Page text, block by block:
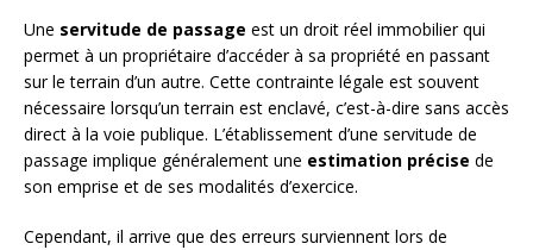
Une servitude de passage est un droit réel immobilier qui
permet à un propriétaire d’accéder à sa propriété en passant
sur le terrain d’un autre. Cette contrainte légale est souvent
nécessaire lorsqu’un terrain est enclavé, c’est-à-dire sans accès
direct à la voie publique. L’établissement d’une servitude de
passage implique généralement une estimation précise de
son emprise et de ses modalités d’exercice.
Cependant, il arrive que des erreurs surviennent lors de